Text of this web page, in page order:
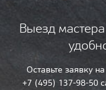
Выезд
Оставьте заявку
+7 (495) 137-98-50